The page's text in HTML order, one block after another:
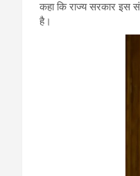
कहा कि राज्य सरकार इस
है।